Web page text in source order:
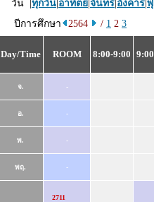
วัน | ทุกวัน อาทิตย์ จันทร์ อังคาร
ปีการศึกษา
2564 / 1 2 3
Day/Time ROOM 8:00-9:00
จ. -
อ. -
พ. -
พฤ. -
2711